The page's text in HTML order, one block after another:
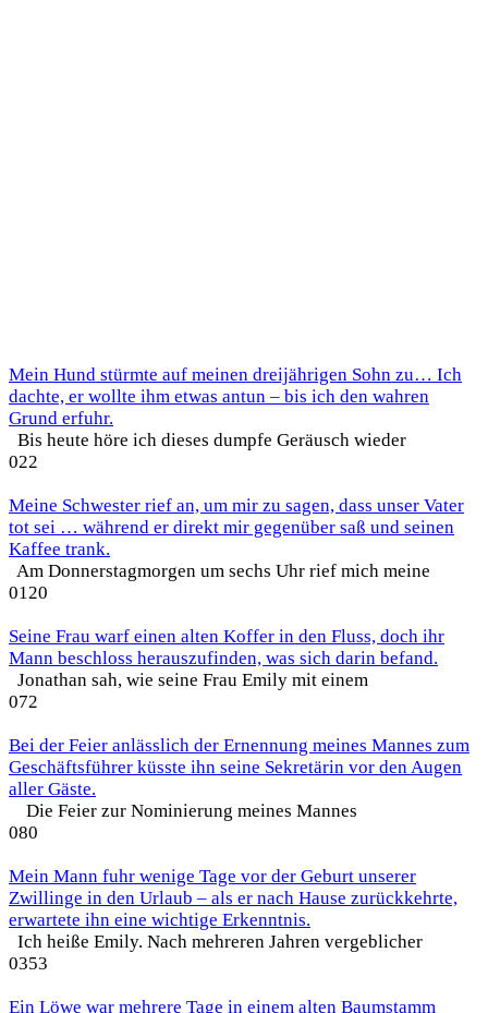
Mein Hund stürmte auf meinen dreijährigen Sohn zu… Ich
dachte, er wollte ihm etwas antun – bis ich den wahren
Grund erfuhr.
Bis heute höre ich dieses dumpfe Geräusch wieder
022
Meine Schwester rief an, um mir zu sagen, dass unser Vater
tot sei … während er direkt mir gegenüber saß und seinen
Kaffee trank.
Am Donnerstagmorgen um sechs Uhr rief mich meine
0120
Seine Frau warf einen alten Koffer in den Fluss, doch ihr
Mann beschloss herauszufinden, was sich darin befand.
Jonathan sah, wie seine Frau Emily mit einem
072
Bei der Feier anlässlich der Ernennung meines Mannes zum
Geschäftsführer küsste ihn seine Sekretärin vor den Augen
aller Gäste.
Die Feier zur Nominierung meines Mannes
080
Mein Mann fuhr wenige Tage vor der Geburt unserer
Zwillinge in den Urlaub – als er nach Hause zurückkehrte,
erwartete ihn eine wichtige Erkenntnis.
Ich heiße Emily. Nach mehreren Jahren vergeblicher
0353
Ein Löwe war mehrere Tage in einem alten Baumstamm